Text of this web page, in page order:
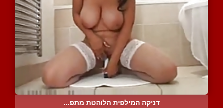
דניקה המילפית הלוהטת מתפ...